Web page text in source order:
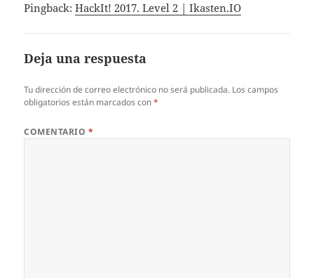
Pingback:HackIt! 2017. Level 2 | Ikasten.IO
Deja una respuesta
Tu dirección de correo electrónico no será publicada. Los campos
obligatorios están marcados con*
COMENTARIO *